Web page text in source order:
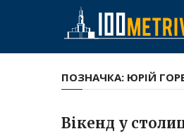
ПОЗНАЧКА: ЮРІЙ
Вікенд у